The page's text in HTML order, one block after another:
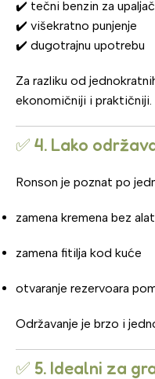
✔️ tečni benzin za
✔️ višekratno punjenje
✔️ dugotrajnu upotrebu
Za razliku od
ekonomičniji i praktičniji.
✅ 4. Lako
Ronson je poznat po
zamena kremena bez
zamena fitilja kod kuće
otvaranje rezervoara
Održavanje je brzo i
✅ 5. Idealni za